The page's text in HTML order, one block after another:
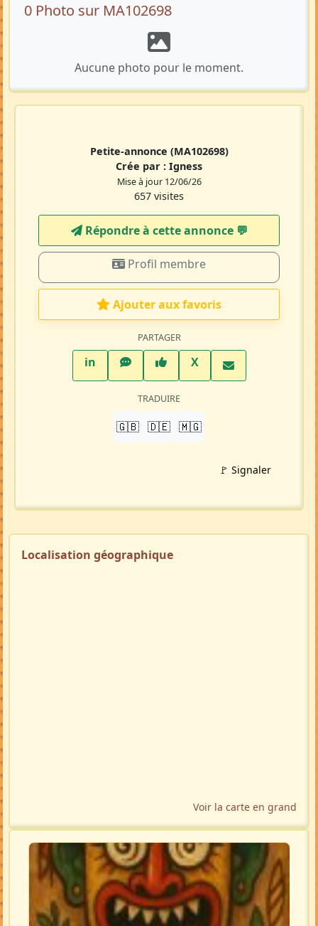
0 Photo sur MA102698
Aucune photo pour le moment.
Petite-annonce (MA102698)
Crée par : Igness
Mise à jour 12/06/26
657 visites
Répondre à cette annonce 💬​
Profil membre
Ajouter aux favoris
PARTAGER
inLinkedInWhatsAppFacebook
XTwitter X
TRADUIRE
🇬🇧 🇩🇪 🇲🇬
🚩 Signaler
Localisation géographique
Voir la carte en grand